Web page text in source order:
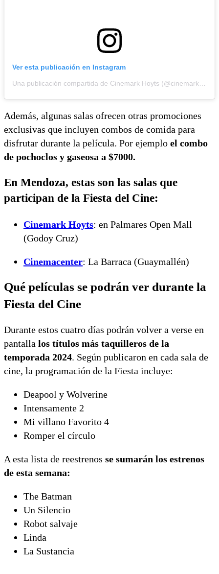
Ver esta publicación en Instagram
Además, algunas salas ofrecen otras promociones
exclusivas que incluyen combos de comida para
disfrutar durante la película. Por ejemplo el combo
de pochoclos y gaseosa a $7000.
En Mendoza, estas son las salas que
participan de la Fiesta del Cine:
Cinemark Hoyts: en Palmares Open Mall
(Godoy Cruz)
Cinemacenter: La Barraca (Guaymallén)
Qué películas se podrán ver durante la
Fiesta del Cine
Durante estos cuatro días podrán volver a verse en
pantalla los títulos más taquilleros de la
temporada 2024. Según publicaron en cada sala de
cine, la programación de la Fiesta incluye:
Deapool y Wolverine
Intensamente 2
Mi villano Favorito 4
Romper el círculo
A esta lista de reestrenos se sumarán los estrenos
de esta semana:
The Batman
Un Silencio
Robot salvaje
Linda
La Sustancia